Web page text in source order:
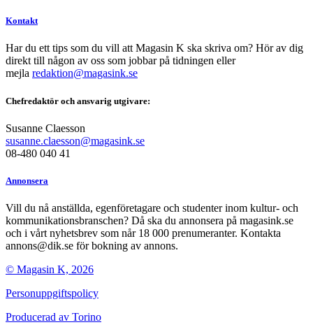
Kontakt
Har du ett tips som du vill att Magasin K ska skriva om? Hör av dig
direkt till någon av oss som jobbar på tidningen eller
mejla redaktion@magasink.se
Chefredaktör och ansvarig utgivare:
Susanne Claesson
susanne.claesson@magasink.se
08-480 040 41
Annonsera
Vill du nå anställda, egenföretagare och studenter inom kultur- och
kommunikationsbranschen? Då ska du annonsera på magasink.se
och i vårt nyhetsbrev som når 18 000 prenumeranter. Kontakta
annons@dik.se för bokning av annons.
© Magasin K, 2026
Personuppgiftspolicy
Producerad av Torino